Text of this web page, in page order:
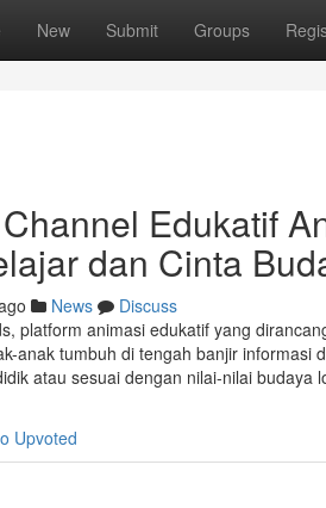
New Submit Groups
Edukatif
dan Cinta
News
Discuss
platform animasi edukatif yang
anak tumbuh di tengah banjir informasi
atau sesuai dengan nilai-nilai budaya
Upvoted